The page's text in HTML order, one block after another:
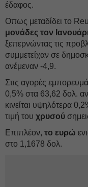
έδαφος.
Οπως μεταδίδει το
μονάδες τον
ξεπερνώντας τις
συμμετείχαν σε
ανέμεναν -4,9.
Στις αγορές
0,5% στα 63,62 δολ.
κινείται υψηλότερα
τιμή του χρυσού
Επιπλέον, το ευρώ
στο 1,1678 δολ.